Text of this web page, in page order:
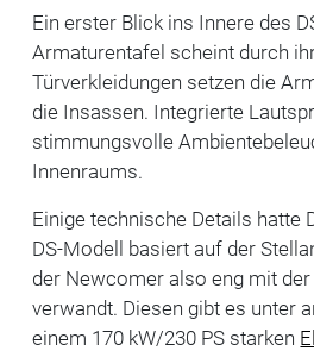
Ein erster Blick ins Innere des
Armaturentafel scheint durch
Türverkleidungen setzen die
die Insassen. Integrierte
stimmungsvolle
Innenraums.
Einige technische Details hatte
DS-Modell basiert auf der
der Newcomer also eng mit
verwandt. Diesen gibt es unter
einem 170 kW/230 PS starken